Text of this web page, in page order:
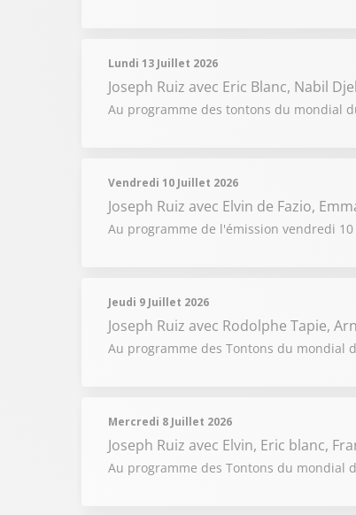
Lundi 13 Juillet 2026
Joseph Ruiz avec Eric Blanc, Nabil
Au programme des tontons du mondial
Vendredi 10 Juillet 2026
Joseph Ruiz avec Elvin de Fazio,
Au programme de l'émission vendredi
Jeudi 9 Juillet 2026
Joseph Ruiz avec Rodolphe Tapie,
Au programme des Tontons du mondial
Mercredi 8 Juillet 2026
Joseph Ruiz avec Elvin, Eric blanc,
Au programme des Tontons du mondial